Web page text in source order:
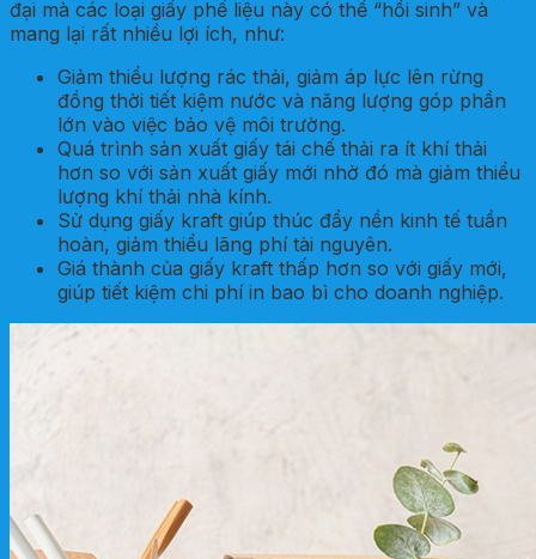
đại mà các loại giấy phế liệu này có thể “hồi sinh” và
mang lại rất nhiều lợi ích, như:
Giảm thiểu lượng rác thải, giảm áp lực lên rừng
đồng thời tiết kiệm nước và năng lượng góp phần
lớn vào việc bảo vệ môi trường.
Quá trình sản xuất giấy tái chế thải ra ít khí thải
hơn so với sản xuất giấy mới nhờ đó mà giảm thiểu
lượng khí thải nhà kính.
Sử dụng giấy kraft giúp thúc đẩy nền kinh tế tuần
hoàn, giảm thiểu lãng phí tài nguyên.
Giá thành của giấy kraft thấp hơn so với giấy mới,
giúp tiết kiệm chi phí in bao bì cho doanh nghiệp.